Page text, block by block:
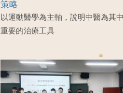
策略
以運動醫學為主軸，說明中醫為其
重要的治療工具